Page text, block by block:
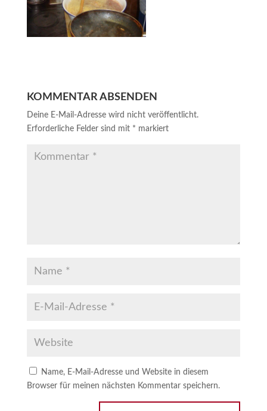
KOMMENTAR ABSENDEN
Deine E-Mail-Adresse wird nicht veröffentlicht.
Erforderliche Felder sind mit * markiert
Name, E-Mail-Adresse und Website in diesem
Browser für meinen nächsten Kommentar speichern.